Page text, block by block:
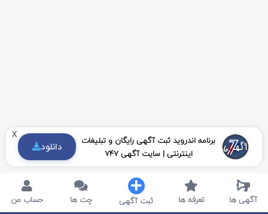
x
برنامه اندروید ثبت آگهی رایگان و تبلیغات
اینترنتی | سایت آگهی 747
دانلود
آگهی ها تعرفه ها ثبت آگهی چت ها حساب من